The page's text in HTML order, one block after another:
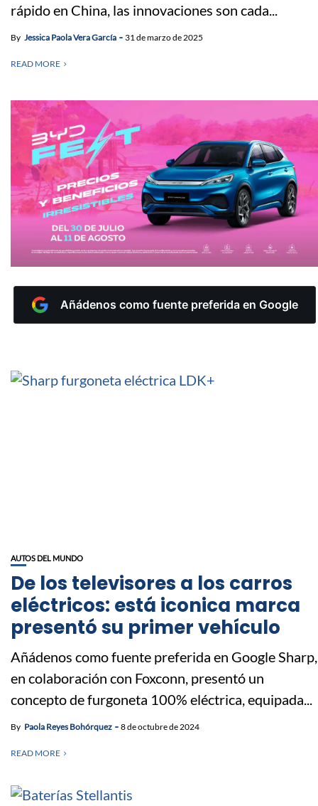
rápido en China, las innovaciones son cada...
By Jessica Paola Vera García 31 de marzo de 2025
READ MORE
Añádenos como fuente preferida en Google
AUTOS DEL MUNDO
De los televisores a los carros
eléctricos: está iconica marca
presentó su primer vehículo
Añádenos como fuente preferida en Google Sharp,
en colaboración con Foxconn, presentó un
concepto de furgoneta 100% eléctrica, equipada...
By Paola Reyes Bohórquez 8 de octubre de 2024
READ MORE